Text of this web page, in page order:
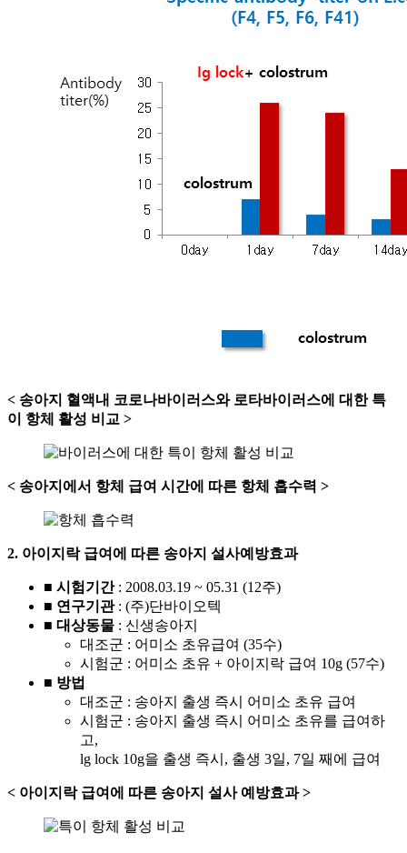
< 송아지 혈액내 코로나바이러스와 로타바이러스에 대한 특
이 항체 활성 비교 >
< 송아지에서 항체 급여 시간에 따른 항체 흡수력 >
2. 아이지락 급여에 따른 송아지 설사예방효과
■ 시험기간: 2008.03.19 ~ 05.31 (12주)
■ 연구기관: (주)단바이오텍
■ 대상동물 : 신생송아지
대조군 : 어미소 초유급여 (35수)
시험군 : 어미소 초유 + 아이지락 급여 10g (57수)
■ 방법
대조군 : 송아지 출생 즉시 어미소 초유 급여
시험군 : 송아지 출생 즉시 어미소 초유를 급여하
고,
lg lock 10g을 출생 즉시, 출생 3일, 7일 째에 급여
< 아이지락 급여에 따른 송아지 설사 예방효과 >